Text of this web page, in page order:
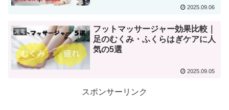
2025.09.06
家電
フットマッサージャー効果比較｜
足のむくみ・ふくらはぎケアに人
気の5選
2025.09.05
スポンサーリンク